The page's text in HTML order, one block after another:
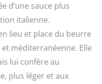
d’une sauce plus
italienne.
lieu et place du beurre
méditerranéenne. Elle
lui confère au
plus léger et aux